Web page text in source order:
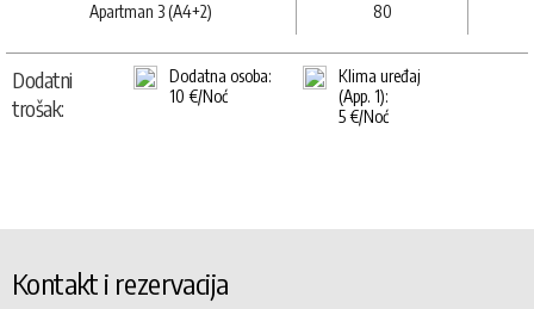
Apartman 3 (A4+2) 80
Dodatni
trošak:
Dodatna osoba:
10 €/Noć
Klima uređaj
(App. 1):
5 €/Noć
Kontakt i rezervacija